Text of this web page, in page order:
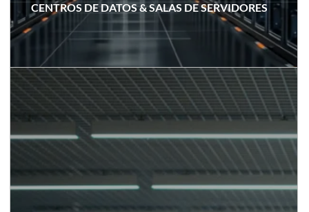
CENTROS DE DATOS & SALAS DE SERVIDORES